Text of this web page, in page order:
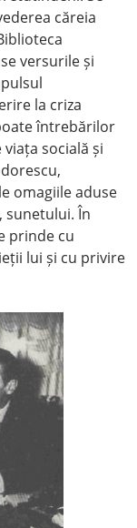
căreia
versurile și
la criza
întrebărilor
socială și
omagiile aduse
sunetului. În
prinde cu
lui și cu privire